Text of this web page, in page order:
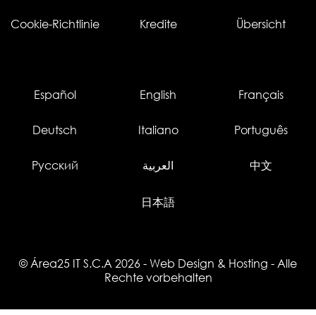
Cookie-Richtlinie Kredite Übersicht
Español English Français
Deutsch Italiano Português
Русский العربية 中文
日本語
© Área25 IT S.C.A 2026 - Web Design & Hosting - Alle
Rechte vorbehalten